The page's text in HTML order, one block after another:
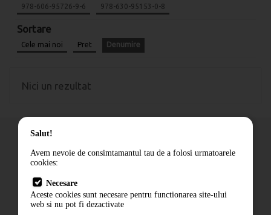
978-606-95726-9-6 978-630-95153-0-8
Sortare
Cele mai noi Pret Denumire
Nici un rezultat
Cum comand
Livrare
Contact
Salut!
Avem nevoie de consimtamantul tau de a folosi urmatoarele
cookies:
Necesare
Aceste cookies sunt necesare pentru functionarea site-ului
web si nu pot fi dezactivate